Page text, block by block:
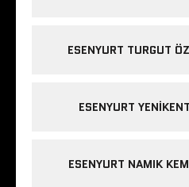
ESENYURT TURGUT
ESENYURT
ESENYURT NAMIK